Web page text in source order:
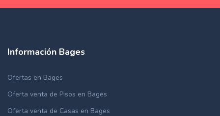
Información Bages
Ofertas en Bages
Oferta venta de Pisos en Bages
Oferta venta de Casas en Bages